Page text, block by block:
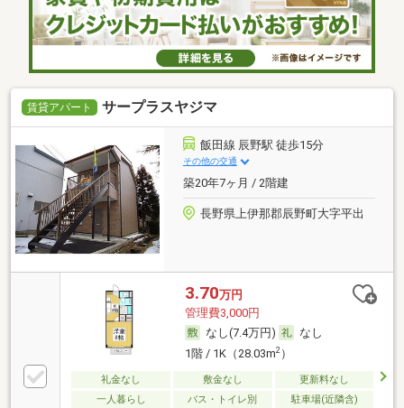
賃貸アパート サープラスヤジマ
飯田線 辰野駅 徒歩15分
その他の交通
築20年7ヶ月 / 2階建
長野県上伊那郡辰野町大字平出
3.70万円
管理費3,000円
なし(7.4万円)
なし
1階 / 1K（28.03m2）
礼金なし 敷金なし
更新料なし
一人暮らし
バス・トイレ別 駐車場(近隣含)